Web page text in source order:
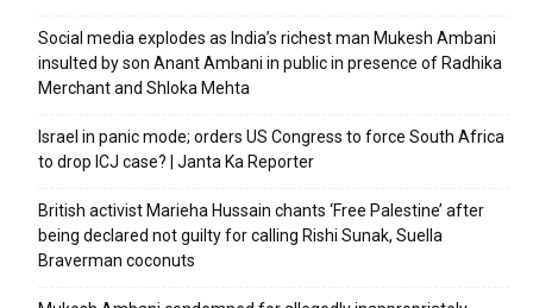
Social media explodes as India’s richest man Mukesh Ambani
insulted by son Anant Ambani in public in presence of Radhika
Merchant and Shloka Mehta
Israel in panic mode; orders US Congress to force South Africa
to drop ICJ case? | Janta Ka Reporter
British activist Marieha Hussain chants ‘Free Palestine’ after
being declared not guilty for calling Rishi Sunak, Suella
Braverman coconuts